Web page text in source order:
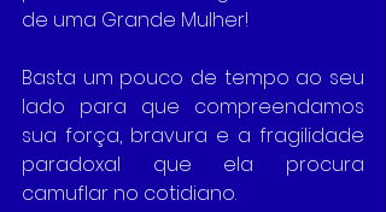
de uma Grande Mulher!
Basta um pouco de tempo ao seu
lado para que compreendamos
sua força, bravura e a fragilidade
paradoxal que ela procura
camuflar no cotidiano.